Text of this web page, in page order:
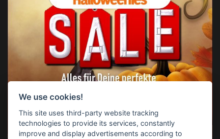
We use cookies!
This site uses third-party website tracking
technologies to provide its services, constantly
improve and display advertisements according to